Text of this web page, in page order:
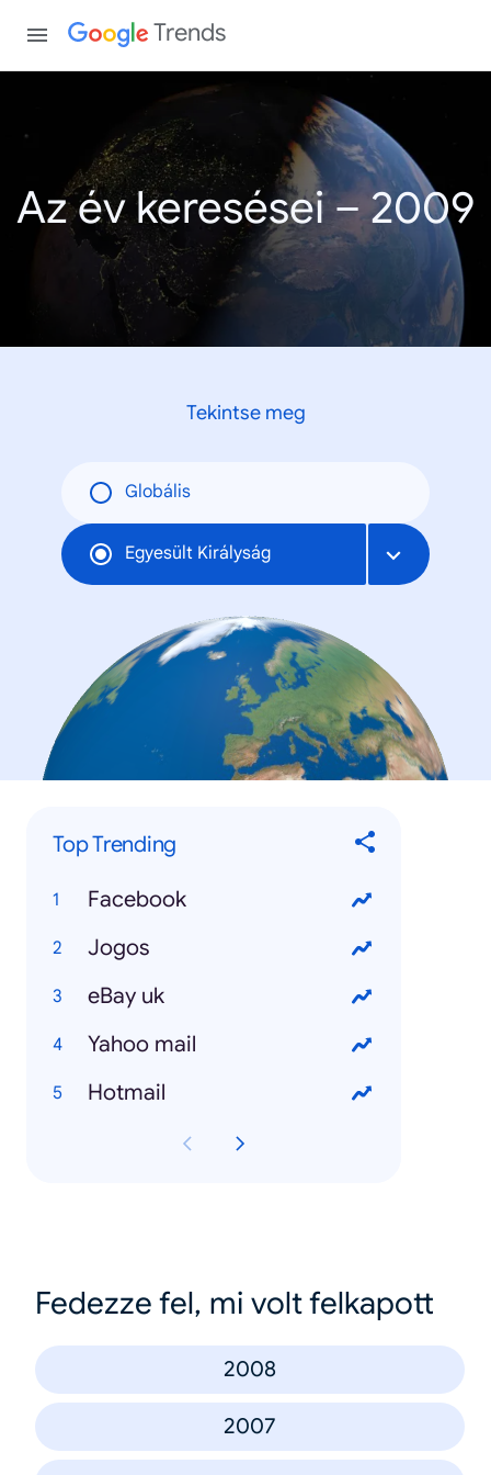
Trends
Az év keresései – 2009
Tekintse meg
Globális
Egyesült Királyság
Top Trending
Facebook
Jogos
eBay uk
Yahoo mail
Hotmail
Fedezze fel, mi volt felkapott
2008
2007